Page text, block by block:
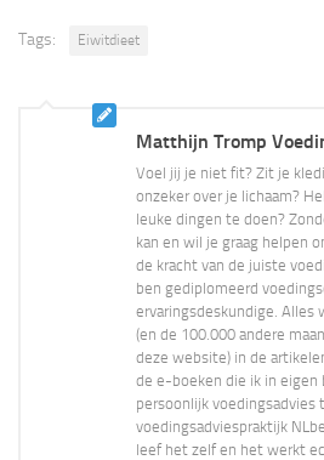
Tags: Eiwitdieet
Matthijn Tromp
Voel jij je niet fit? Zit je
onzeker over je lichaam?
leuke dingen te doen?
kan en wil je graag helpen
de kracht van de juiste
ben gediplomeerd
ervaringsdeskundige.
(en de 100.000 andere
deze website) in de
de e-boeken die ik in
persoonlijk voedingsadvies
voedingsadviespraktijk
leef het zelf en het werkt